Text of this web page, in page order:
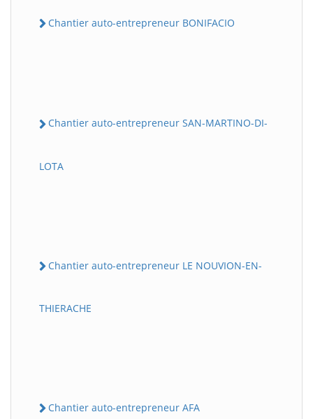
Chantier auto-entrepreneur BONIFACIO
Chantier auto-entrepreneur SAN-MARTINO-DI-
LOTA
Chantier auto-entrepreneur LE NOUVION-EN-
THIERACHE
Chantier auto-entrepreneur AFA